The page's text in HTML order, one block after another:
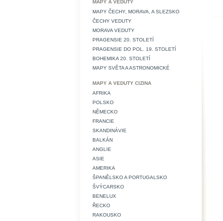
MAPY A VEDUTY
MAPY ČECHY, MORAVA, A SLEZSKO
ČECHY VEDUTY
MORAVA VEDUTY
PRAGENSIE 20. STOLETÍ
PRAGENSIE DO POL. 19. STOLETÍ
BOHEMIKA 20. STOLETÍ
MAPY SVĚTA A ASTRONOMICKÉ
MAPY A VEDUTY CIZINA
AFRIKA
POLSKO
NĚMECKO
FRANCIE
SKANDINÁVIE
BALKÁN
ANGLIE
ASIE
AMERIKA
ŠPANĚLSKO A PORTUGALSKO
ŠVÝCARSKO
BENELUX
ŘECKO
RAKOUSKO